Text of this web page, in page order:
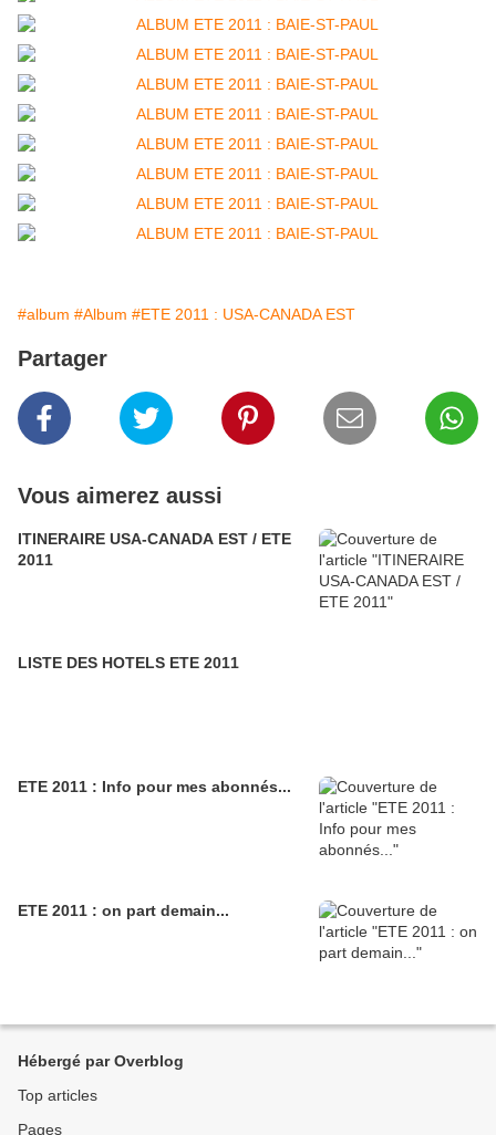
#album #Album #ETE 2011 : USA-CANADA EST
Partager
Vous aimerez aussi
ITINERAIRE USA-CANADA EST / ETE
2011
LISTE DES HOTELS ETE 2011
ETE 2011 : Info pour mes abonnés...
ETE 2011 : on part demain...
Hébergé par Overblog
Top articles
Pages